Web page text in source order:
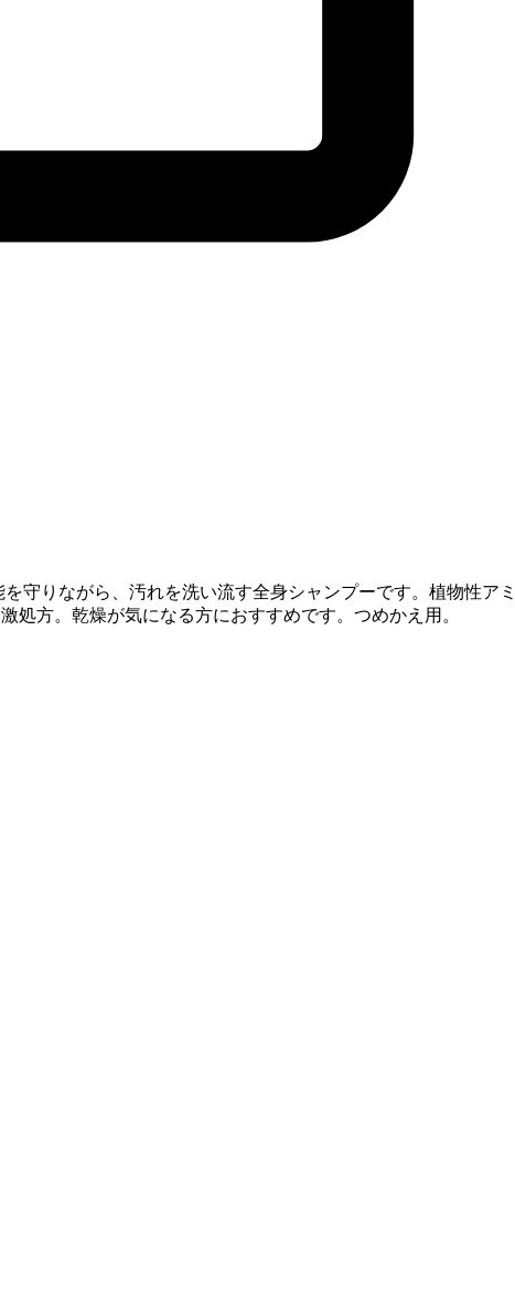
守りながら、汚れを洗い流す全身シャンプーです。植物性ア
方。乾燥が気になる方におすすめです。つめかえ用。